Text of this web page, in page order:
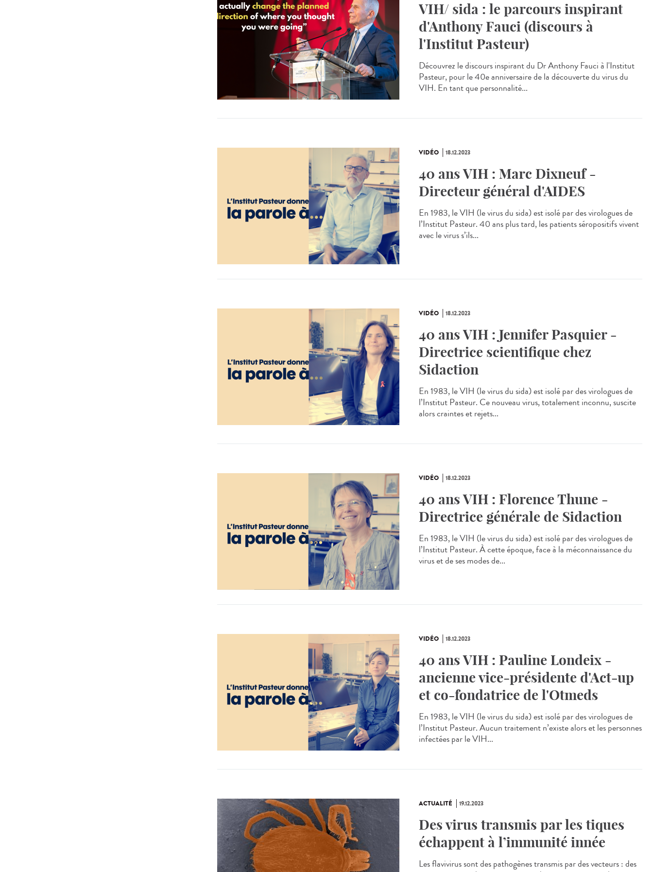
VIH/ sida : le parcours inspirant
d'Anthony Fauci (discours à
l'Institut Pasteur)
Découvrez le discours inspirant du Dr Anthony Fauci à l'Institut
Pasteur, pour le 40e anniversaire de la découverte du virus du
VIH. En tant que personnalité...
VIDÉO 18.12.2023
40 ans VIH : Marc Dixneuf -
Directeur général d'AIDES
En 1983, le VIH (le virus du sida) est isolé par des virologues de
l’Institut Pasteur. 40 ans plus tard, les patients séropositifs vivent
avec le virus s’ils...
VIDÉO 18.12.2023
40 ans VIH : Jennifer Pasquier -
Directrice scientifique chez
Sidaction
En 1983, le VIH (le virus du sida) est isolé par des virologues de
l’Institut Pasteur. Ce nouveau virus, totalement inconnu, suscite
alors craintes et rejets...
VIDÉO 18.12.2023
40 ans VIH : Florence Thune -
Directrice générale de Sidaction
En 1983, le VIH (le virus du sida) est isolé par des virologues de
l’Institut Pasteur. À cette époque, face à la méconnaissance du
virus et de ses modes de...
VIDÉO 18.12.2023
40 ans VIH : Pauline Londeix -
ancienne vice-présidente d'Act-up
et co-fondatrice de l'Otmeds
En 1983, le VIH (le virus du sida) est isolé par des virologues de
l’Institut Pasteur. Aucun traitement n’existe alors et les personnes
infectées par le VIH...
ACTUALITÉ 19.12.2023
Des virus transmis par les tiques
échappent à l’immunité innée
Les flavivirus sont des pathogènes transmis par des vecteurs : des